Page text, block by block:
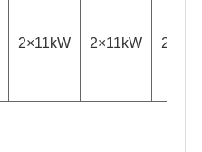
2×11kW 2×11kW